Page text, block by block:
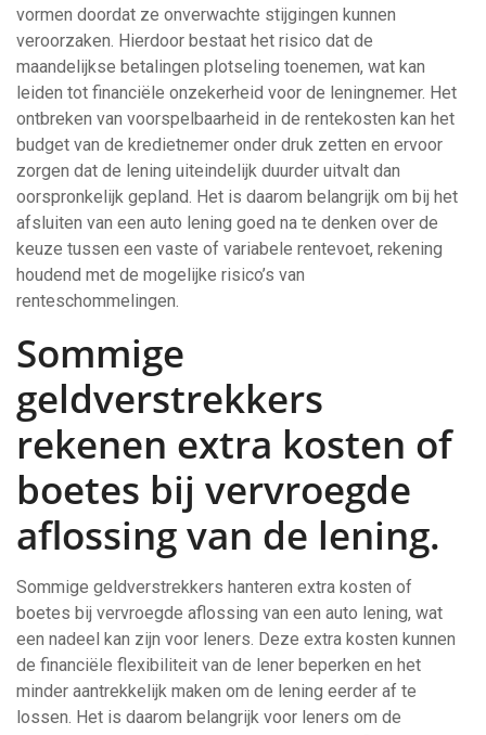
vormen doordat ze onverwachte stijgingen kunnen
veroorzaken. Hierdoor bestaat het risico dat de
maandelijkse betalingen plotseling toenemen, wat kan
leiden tot financiële onzekerheid voor de leningnemer. Het
ontbreken van voorspelbaarheid in de rentekosten kan het
budget van de kredietnemer onder druk zetten en ervoor
zorgen dat de lening uiteindelijk duurder uitvalt dan
oorspronkelijk gepland. Het is daarom belangrijk om bij het
afsluiten van een auto lening goed na te denken over de
keuze tussen een vaste of variabele rentevoet, rekening
houdend met de mogelijke risico’s van
renteschommelingen.
Sommige
geldverstrekkers
rekenen extra kosten of
boetes bij vervroegde
aflossing van de lening.
Sommige geldverstrekkers hanteren extra kosten of
boetes bij vervroegde aflossing van een auto lening, wat
een nadeel kan zijn voor leners. Deze extra kosten kunnen
de financiële flexibiliteit van de lener beperken en het
minder aantrekkelijk maken om de lening eerder af te
lossen. Het is daarom belangrijk voor leners om de